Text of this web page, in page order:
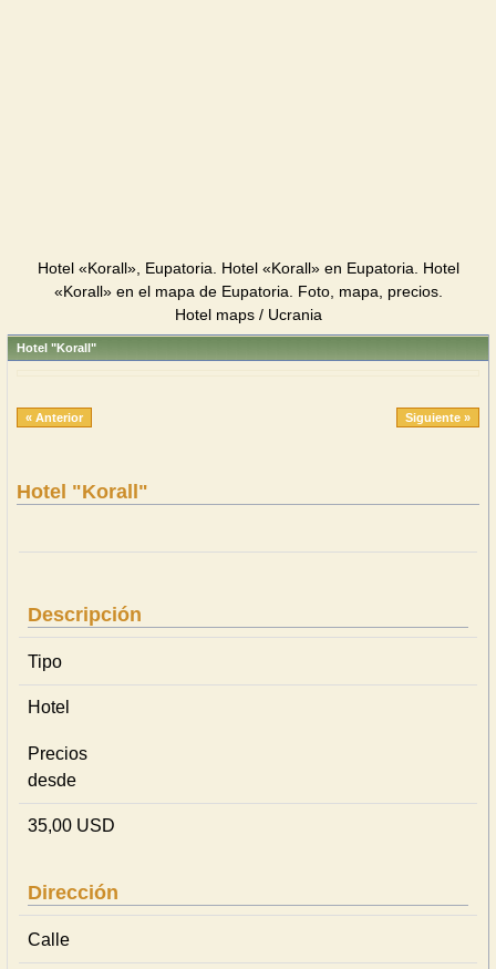
Hotel «Korall», Eupatoria. Hotel «Korall» en Eupatoria. Hotel
«Korall» en el mapa de Eupatoria. Foto, mapa, precios.
Hotel maps / Ucrania
Hotel "Korall"
« Anterior Siguiente »
Hotel "Korall"
Descripción
Tipo
Hotel
Precios
desde
35,00 USD
Dirección
Calle